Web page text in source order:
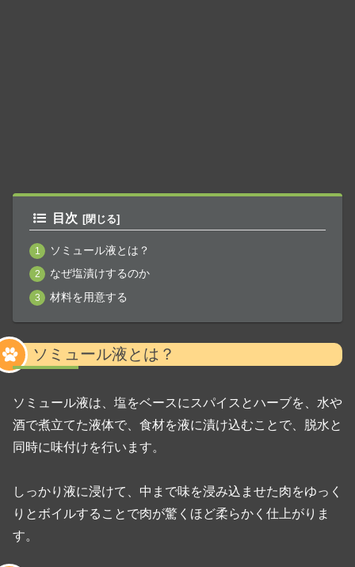
目次
ソミュール液とは？
なぜ塩漬けするのか
材料を用意する
ソミュール液とは？
ソミュール液は、塩をベースにスパイスとハーブを、水や
酒で煮立てた液体で、食材を液に漬け込むことで、脱水と
同時に味付けを行います。
しっかり液に浸けて、中まで味を浸み込ませた肉をゆっく
りとボイルすることで肉が驚くほど柔らかく仕上がりま
す。